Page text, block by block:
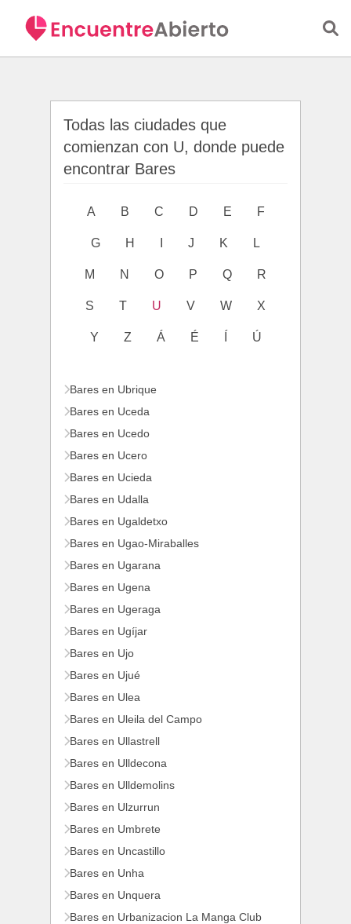
Todas las ciudades que
comienzan con U, donde puede
encontrar Bares
A B C D E F
G H J K L
M N O P Q R
S T U V W X
Y Z Á É Ú
Bares en Ubrique
Bares en Uceda
Bares en Ucedo
Bares en Ucero
Bares en Ucieda
Bares en Udalla
Bares en Ugaldetxo
Bares en Ugao-Miraballes
Bares en Ugarana
Bares en Ugena
Bares en Ugeraga
Bares en Ugíjar
Bares en Ujo
Bares en Ujué
Bares en Ulea
Bares en Uleila del Campo
Bares en Ullastrell
Bares en Ulldecona
Bares en Ulldemolins
Bares en Ulzurrun
Bares en Umbrete
Bares en Uncastillo
Bares en Unha
Bares en Unquera
Bares en Urbanizacion La Manga Club